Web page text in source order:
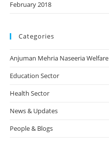
February 2018
Categories
Anjuman Mehria Naseeria Welfare
Education Sector
Health Sector
News & Updates
People & Blogs